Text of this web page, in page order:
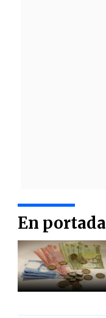
En portada